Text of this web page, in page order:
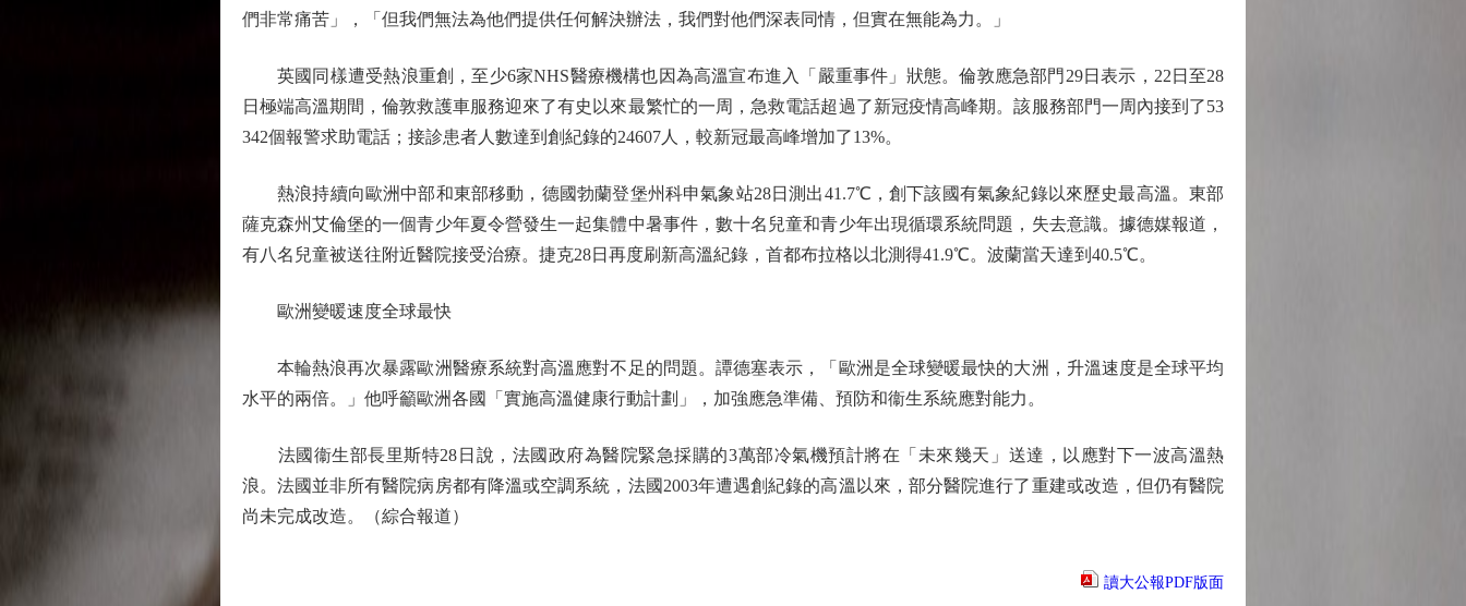
們非常痛苦」，「但我們無法為他們提供任何解決辦法，我們對他們深表同情，但實在無能為力。」
英國同樣遭受熱浪重創，至少6家NHS醫療機構也因為高溫宣布進入「嚴重事件」狀態。倫敦應急部門29日表示，22日至28
日極端高溫期間，倫敦救護車服務迎來了有史以來最繁忙的一周，急救電話超過了新冠疫情高峰期。該服務部門一周內接到了53
342個報警求助電話；接診患者人數達到創紀錄的24607人，較新冠最高峰增加了13%。
熱浪持續向歐洲中部和東部移動，德國勃蘭登堡州科申氣象站28日測出41.7℃，創下該國有氣象紀錄以來歷史最高溫。東部
薩克森州艾倫堡的一個青少年夏令營發生一起集體中暑事件，數十名兒童和青少年出現循環系統問題，失去意識。據德媒報道，
有八名兒童被送往附近醫院接受治療。捷克28日再度刷新高溫紀錄，首都布拉格以北測得41.9℃。波蘭當天達到40.5℃。
歐洲變暖速度全球最快
本輪熱浪再次暴露歐洲醫療系統對高溫應對不足的問題。譚德塞表示，「歐洲是全球變暖最快的大洲，升溫速度是全球平均
水平的兩倍。」他呼籲歐洲各國「實施高溫健康行動計劃」，加強應急準備、預防和衞生系統應對能力。
法國衞生部長里斯特28日說，法國政府為醫院緊急採購的3萬部冷氣機預計將在「未來幾天」送達，以應對下一波高溫熱
浪。法國並非所有醫院病房都有降溫或空調系統，法國2003年遭遇創紀錄的高溫以來，部分醫院進行了重建或改造，但仍有醫院
尚未完成改造。（綜合報道）
讀大公報PDF版面